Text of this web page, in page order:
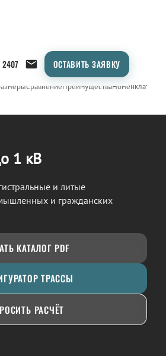
2407 ОСТАВИТЬ ЗАЯВКУ
СравнениеПреимуществаНоменклатура
1 кВ
и литые
и гражданских
КАТАЛОГ PDF
ТРАССЫ
РАСЧЁТ